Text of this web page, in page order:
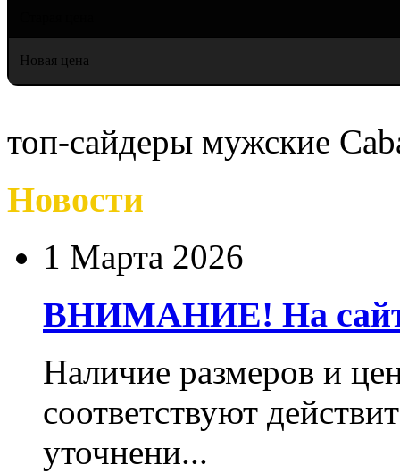
Новая цена
топ-сайдеры мужские
Новости
1 Марта 2026
ВНИМАНИЕ! На сайте
Наличие размеров и
соответствуют
уточнени...